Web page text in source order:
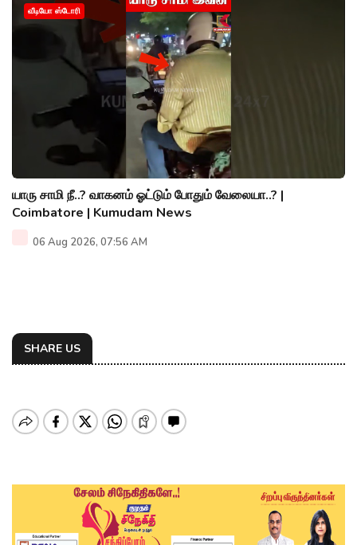
வீடியோ ஸ்டோரி
யாரு சாமி நீ..? வாகனம் ஓட்டும் போதும் வேலையா..? |
Coimbatore | Kumudam News
06 Aug 2026, 07:56 AM
SHARE US